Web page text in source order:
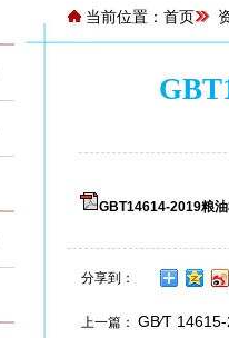
当前位置： 首页
GBT14614-2019粮
分享到：
上一篇： GB∕T